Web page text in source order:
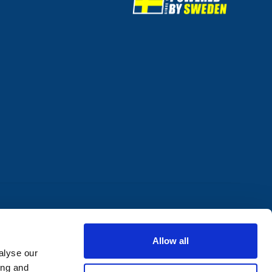
our
and
Allow all